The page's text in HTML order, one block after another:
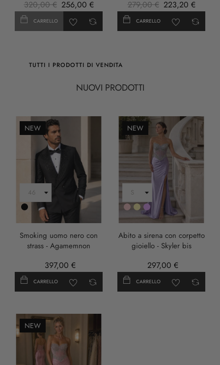
320,00 € 256,00 €
CARRELLO
279,00 € 223,20 €
CARRELLO
TUTTI I PRODOTTI DI VENDITA
NUOVI PRODOTTI
NEW
Nero
Smoking uomo nero con
strass - Agamemnon
397,00 €
CARRELLO
NEW
RosaOroLILLA
Abito a sirena con corpetto
gioiello - Skyler bis
297,00 €
CARRELLO
NEW